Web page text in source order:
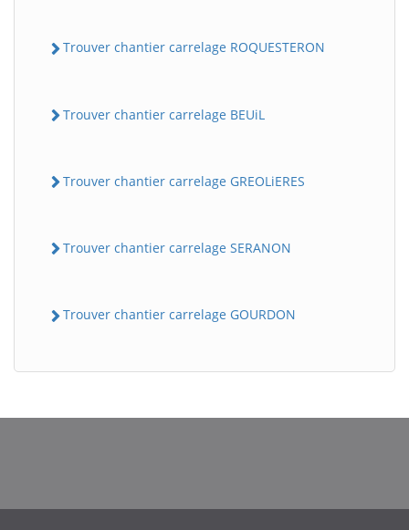
Trouver chantier carrelage ROQUESTERON
Trouver chantier carrelage BEUiL
Trouver chantier carrelage GREOLiERES
Trouver chantier carrelage SERANON
Trouver chantier carrelage GOURDON
BatiWebPro